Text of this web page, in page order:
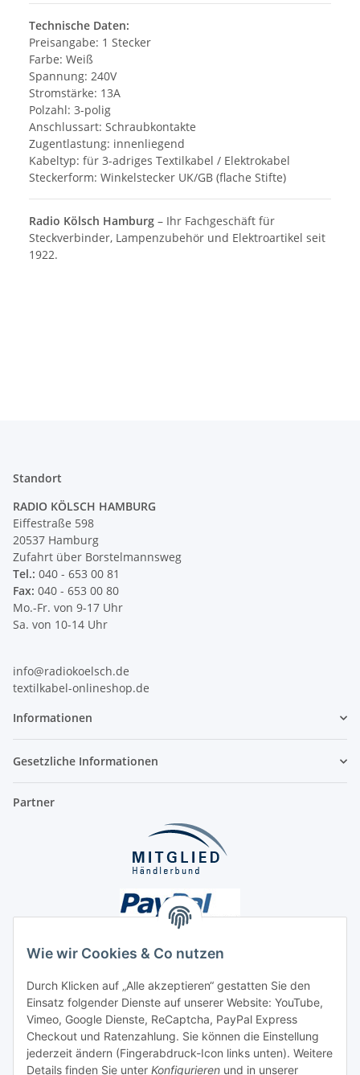
Wie wir Cookies & Co nutzen
Durch Klicken auf „Alle akzeptieren“ gestatten Sie den
Einsatz folgender Dienste auf unserer Website: YouTube,
Vimeo, Google Dienste, ReCaptcha, PayPal Express
Checkout und Ratenzahlung. Sie können die Einstellung
jederzeit ändern (Fingerabdruck-Icon links unten). Weitere
Details finden Sie unter Konfigurieren und in unserer
Technische Daten:
Preisangabe: 1 Stecker
Farbe: Weiß
Spannung: 240V
Stromstärke: 13A
Polzahl: 3-polig
Anschlussart: Schraubkontakte
Zugentlastung: innenliegend
Kabeltyp: für 3-adriges Textilkabel / Elektrokabel
Steckerform: Winkelstecker UK/GB (flache Stifte)
Radio Kölsch Hamburg – Ihr Fachgeschäft für
Steckverbinder, Lampenzubehör und Elektroartikel seit
1922.
Standort
RADIO KÖLSCH HAMBURG
Eiffestraße 598
20537 Hamburg
Zufahrt über Borstelmannsweg
Tel.: 040 - 653 00 81
Fax: 040 - 653 00 80
Mo.-Fr. von 9-17 Uhr
Sa. von 10-14 Uhr
info@radiokoelsch.de
textilkabel-onlineshop.de
Informationen
Gesetzliche Informationen
Partner
Unsere Seiten
Social Media